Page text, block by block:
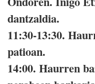
dantzaldia.
11:30-13:30.
patioan.
14:00. Haurren